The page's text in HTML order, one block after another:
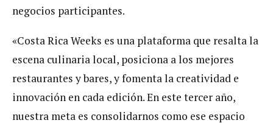
negocios participantes.
«Costa Rica Weeks es una plataforma que resalta la
escena culinaria local, posiciona a los mejores
restaurantes y bares, y fomenta la creatividad e
innovación en cada edición. En este tercer año,
nuestra meta es consolidarnos como ese espacio